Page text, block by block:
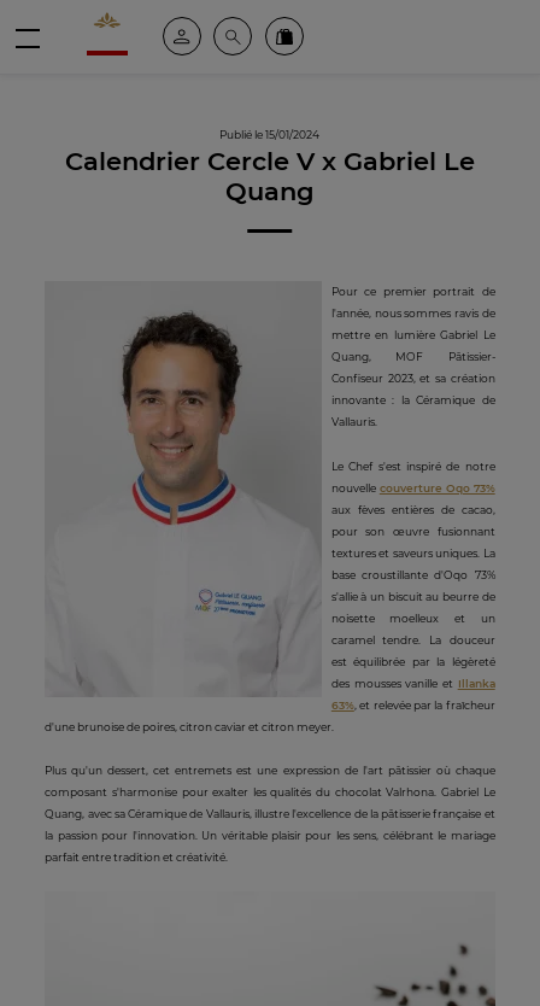
Valrhona - Imaginons le meilleur du chocolat
Espace clientRechercheCommandez en ligne
Publié le 15/01/2024
Calendrier Cercle V x Gabriel Le
Quang
Pour ce premier portrait de
l'année, nous sommes ravis de
mettre en lumière Gabriel Le
Quang, MOF Pâtissier-
Confiseur 2023, et sa création
innovante : la Céramique de
Vallauris.
Le Chef s'est inspiré de notre
nouvelle couverture Oqo 73%
aux fèves entières de cacao,
pour son œuvre fusionnant
textures et saveurs uniques. La
base croustillante d'Oqo 73%
s'allie à un biscuit au beurre de
noisette moelleux et un
caramel tendre. La douceur
est équilibrée par la légèreté
des mousses vanille et Illanka
63%, et relevée par la fraîcheur
d'une brunoise de poires, citron caviar et citron meyer.
Plus qu'un dessert, cet entremets est une expression de l'art pâtissier où chaque
composant s'harmonise pour exalter les qualités du chocolat Valrhona. Gabriel Le
Quang, avec sa Céramique de Vallauris, illustre l'excellence de la pâtisserie française et
la passion pour l'innovation. Un véritable plaisir pour les sens, célébrant le mariage
parfait entre tradition et créativité.